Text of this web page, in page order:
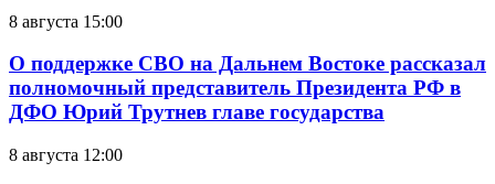
8 августа 15:00
О поддержке СВО на Дальнем Востоке рассказал
полномочный представитель Президента РФ в
ДФО Юрий Трутнев главе государства
8 августа 12:00